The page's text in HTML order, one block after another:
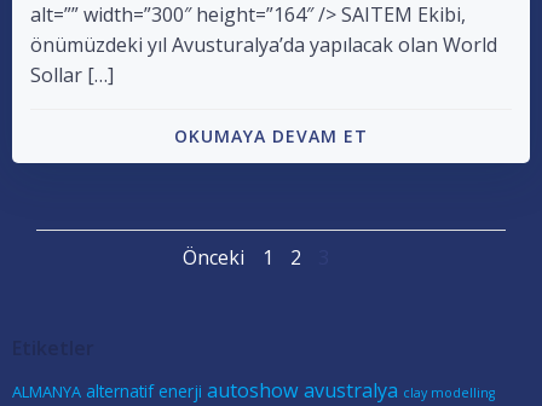
alt=”” width=”300″ height=”164″ /> SAITEM Ekibi,
önümüzdeki yıl Avusturalya’da yapılacak olan World
Sollar […]
OKUMAYA DEVAM ET
Posts
Önceki
Posts
Page
1 Page
2
ALMANYA alternatif enerji autoshowavustralya clay modelling